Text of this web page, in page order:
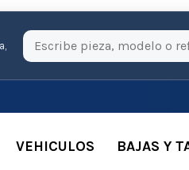
VEHICULOS
BAJAS Y